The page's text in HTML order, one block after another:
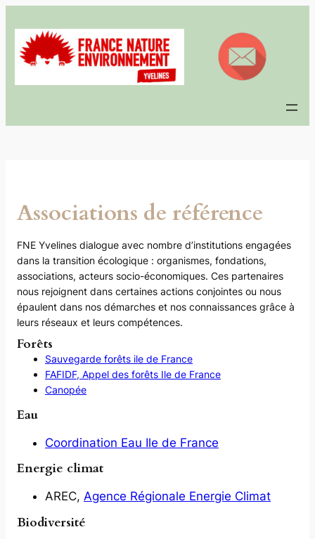
au
contenu
Associations de référence
FNE Yvelines dialogue avec nombre d’institutions engagées
dans la transition écologique : organismes, fondations,
associations, acteurs socio-économiques. Ces partenaires
nous rejoignent dans certaines actions conjointes ou nous
épaulent dans nos démarches et nos connaissances grâce à
leurs réseaux et leurs compétences.
Forêts
Sauvegarde forêts ile de France
FAFIDF, Appel des forêts Ile de France
Canopée
Eau
Coordination Eau Ile de France
Energie climat
AREC, Agence Régionale Energie Climat
Biodiversité